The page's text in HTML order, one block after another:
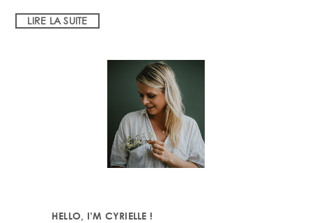
LIRE LA SUITE
HELLO, I’M CYRIELLE !